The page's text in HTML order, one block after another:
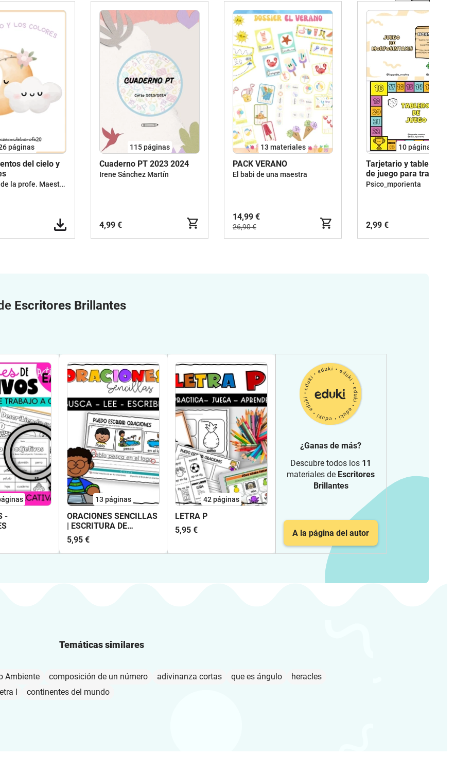
páginas
del cielo y
Las pecas de la profe. Maestra y escritora de cuentos
115páginas
Cuaderno PT 2023 2024
Irene Sánchez Martín
4,99 €
13 materiales
PACK VERANO
El babi de una maestra
14,99 €
26,90 €
10páginas
Tarjetario y tablero central
de juego para trabajar por
colores MORFOSINTAXIS
Psico_mporienta
2,99 €
Escritores Brillantes
-
13 páginas
ORACIONES SENCILLAS
| ESCRITURA DE
ORACIONES
5,95 €
42páginas
LETRA P
5,95 €
¿Ganas de más?
Descubre todos los 11
materiales de Escritores
Brillantes
A la página del autor
Temáticas similares
Ambiente composición de un número adivinanza cortas que es ángulo
heracles
letra l continentes del mundo